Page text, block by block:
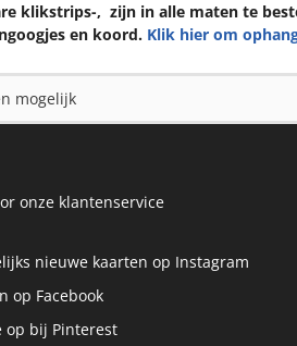
klikstrips-, zijn in alle maten te
en koord. Klik hier om
mogelijk
onze klantenservice
nieuwe kaarten op Instagram
op Facebook
op bij Pinterest